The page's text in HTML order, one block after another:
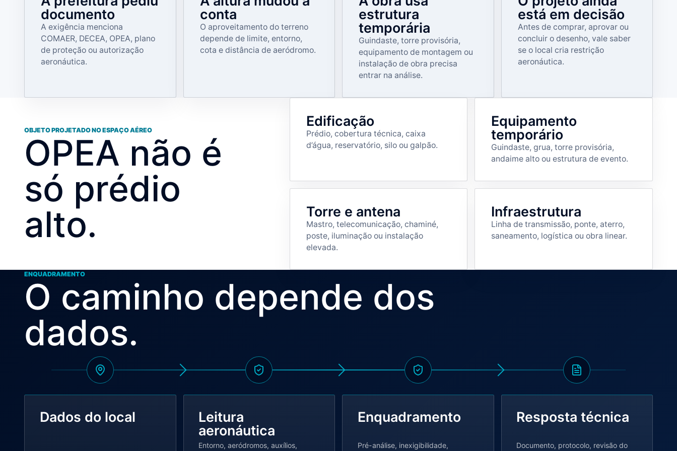
documento
A exigência menciona
COMAER, DECEA, OPEA, plano
de proteção ou autorização
aeronáutica.
conta
O aproveitamento do terreno
depende de limite, entorno,
cota e distância de aeródromo.
estrutura
temporária
Guindaste, torre provisória,
equipamento de montagem ou
instalação de obra precisa
entrar na análise.
está em decisão
Antes de comprar, aprovar ou
concluir o desenho, vale saber
se o local cria restrição
aeronáutica.
OBJETO PROJETADO NO ESPAÇO AÉREO
OPEA não é
só prédio
alto.
Edificação
Prédio, cobertura técnica, caixa
d’água, reservatório, silo ou galpão.
Equipamento
temporário
Guindaste, grua, torre provisória,
andaime alto ou estrutura de evento.
Torre e antena
Mastro, telecomunicação, chaminé,
poste, iluminação ou instalação
elevada.
Infraestrutura
Linha de transmissão, ponte, aterro,
saneamento, logística ou obra linear.
ENQUADRAMENTO
O caminho depende dos
dados.
Dados do local
Leitura
aeronáutica
Entorno, aeródromos, auxílios,
Enquadramento
Pré-análise, inexigibilidade,
Resposta técnica
Documento, protocolo, revisão do